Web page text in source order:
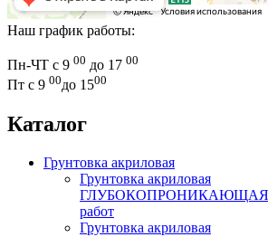
Наш график работы:
Пн-ЧТ с 9 00 до 17 00
Пт с 9 00до 1500
Каталог
Грунтовка акриловая
Грунтовка акриловая
ГЛУБОКОПРОНИКАЮЩАЯ
работ
Грунтовка акриловая